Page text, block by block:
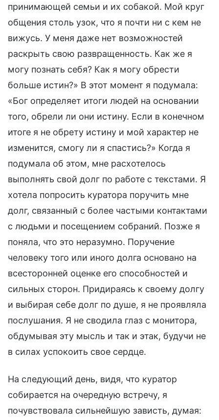
принимающей семьи и их собакой. Мой круг
общения столь узок, что я почти ни с кем не
вижусь. У меня даже нет возможностей
раскрыть свою развращенность. Как же я
могу познать себя? Как я могу обрести
больше истин?» В этот момент я подумала:
«Бог определяет итоги людей на основании
того, обрели ли они истину. Если в конечном
итоге я не обрету истину и мой характер не
изменится, смогу ли я спастись?» Когда я
подумала об этом, мне расхотелось
выполнять свой долг по работе с текстами. Я
хотела попросить куратора поручить мне
долг, связанный с более частыми контактами
с людьми и посещением собраний. Позже я
поняла, что это неразумно. Поручение
человеку того или иного долга основано на
всесторонней оценке его способностей и
сильных сторон. Придираясь к своему долгу
и выбирая себе долг по душе, я не проявляла
послушания. Я не сводила глаз с монитора,
обдумывая эту мысль и так и этак, будучи не
в силах успокоить свое сердце.
На следующий день, видя, что куратор
собирается на очередную встречу, я
почувствовала сильнейшую зависть, думая: